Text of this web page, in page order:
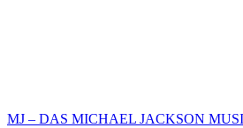
MJ – DAS MICHAEL JACKSON